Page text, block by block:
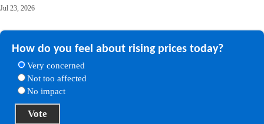
Jul 23, 2026
How do you feel about rising prices today?
Very concerned
Not too affected
No impact